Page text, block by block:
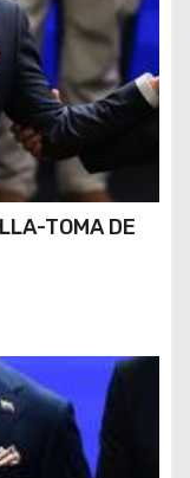
TOMA DE